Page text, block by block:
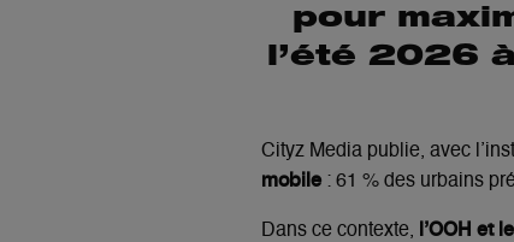
pour
l’été 2026
Cityz Media publie, avec
mobile : 61 % des urbains
Dans ce contexte, l’OOH et